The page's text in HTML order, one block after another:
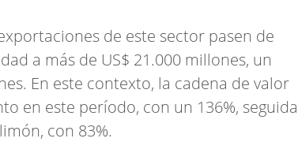
de este sector pasen de
a más de US$ 21.000 millones, un
En este contexto, la cadena de valor
en este período, con un 136%, seguida
con 83%.